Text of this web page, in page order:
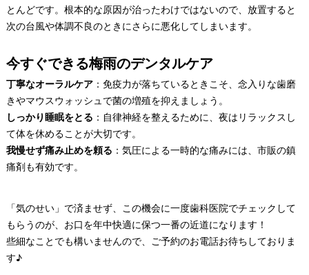
とんどです。根本的な原因が治ったわけではないので、放置すると
次の台風や体調不良のときにさらに悪化してしまいます。
今すぐできる梅雨のデンタルケア
丁寧なオーラルケア：免疫力が落ちているときこそ、念入りな歯磨
きやマウスウォッシュで菌の増殖を抑えましょう。
しっかり睡眠をとる ：自律神経を整えるために、夜はリラックスし
て体を休めることが大切です。
我慢せず痛み止めを頼る ：気圧による一時的な痛みには、市販の鎮
痛剤も有効です。
「気のせい」で済ませず、この機会に一度歯科医院でチェックして
もらうのが、お口を年中快適に保つ一番の近道になります！
些細なことでも構いませんので、ご予約のお電話お待ちしておりま
す♪